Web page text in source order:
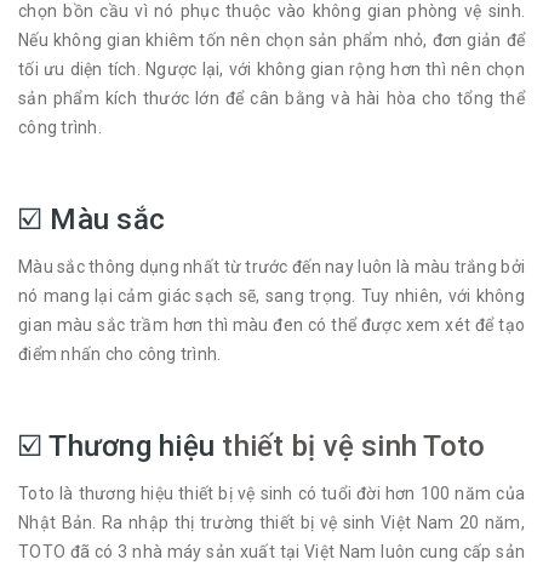
chọn bồn cầu vì nó phục thuộc vào không gian phòng vệ sinh.
Nếu không gian khiêm tốn nên chọn sản phẩm nhỏ, đơn giản để
tối ưu diện tích. Ngược lại, với không gian rộng hơn thì nên chọn
sản phẩm kích thước lớn để cân bằng và hài hòa cho tổng thể
công trình.
☑️ Màu sắc
Màu sắc thông dụng nhất từ trước đến nay luôn là màu trắng bởi
nó mang lại cảm giác sạch sẽ, sang trọng. Tuy nhiên, với không
gian màu sắc trầm hơn thì màu đen có thể được xem xét để tạo
điểm nhấn cho công trình.
☑️ Thương hiệu thiết bị vệ sinh Toto
Toto là thương hiệu thiết bị vệ sinh có tuổi đời hơn 100 năm của
Nhật Bản. Ra nhập thị trường thiết bị vệ sinh Việt Nam 20 năm,
TOTO đã có 3 nhà máy sản xuất tại Việt Nam luôn cung cấp sản